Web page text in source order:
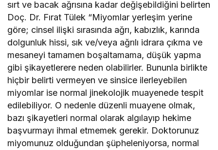
sırt ve bacak ağrısına kadar değişebildiğini belirten
Doç. Dr. Fırat Tülek “Miyomlar yerleşim yerine
göre; cinsel ilişki sırasında ağrı, kabızlık, karında
dolgunluk hissi, sık ve/veya ağrılı idrara çıkma ve
mesaneyi tamamen boşaltamama, düşük yapma
gibi şikayetlerere neden olabilirler. Bununla birlikte
hiçbir belirti vermeyen ve sinsice ilerleyebilen
miyomlar ise normal jinekolojik muayenede tespit
edilebiliyor. O nedenle düzenli muayene olmak,
bazı şikayetleri normal olarak algılayıp hekime
başvurmayı ihmal etmemek gerekir. Doktorunuz
miyomunuz olduğundan şüpheleniyorsa, normal